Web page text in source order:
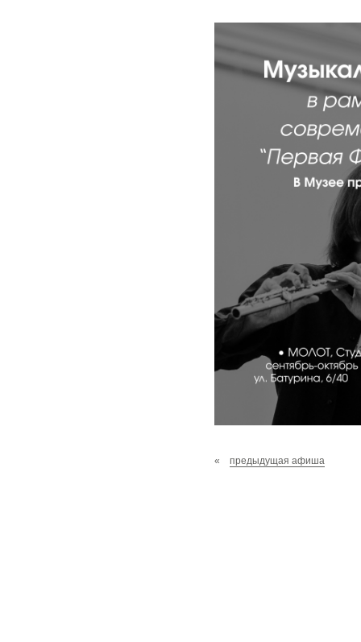
« предыдущая афиша